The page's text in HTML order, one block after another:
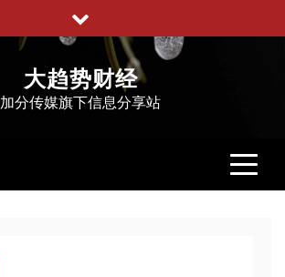
大趋势财经
加分传媒旗下信息分享站